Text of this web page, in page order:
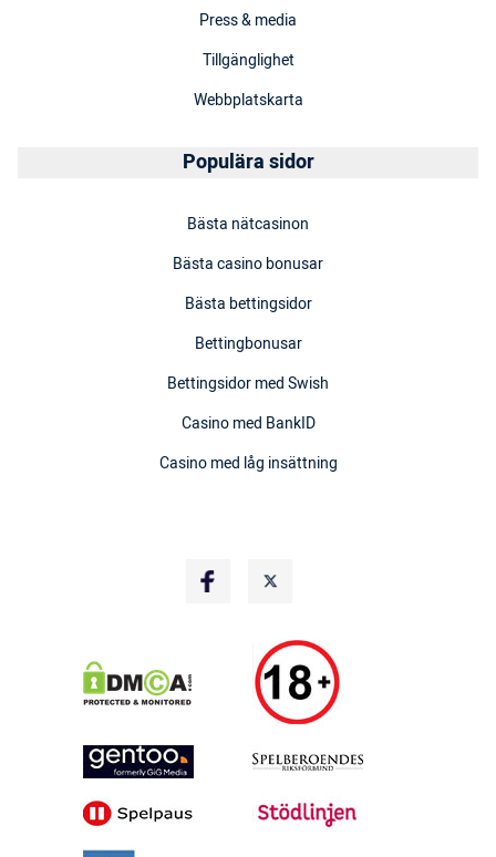
Press & media
Tillgänglighet
Webbplatskarta
Populära sidor
Bästa nätcasinon
Bästa casino bonusar
Bästa bettingsidor
Bettingbonusar
Bettingsidor med Swish
Casino med BankID
Casino med låg insättning